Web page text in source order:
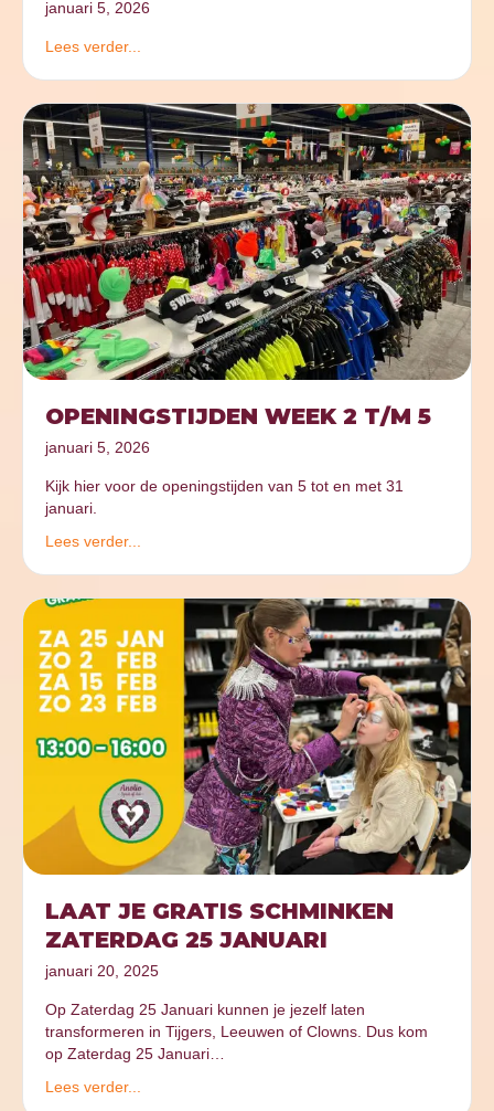
januari 5, 2026
Lees verder...
OPENINGSTIJDEN WEEK 2 T/M 5
januari 5, 2026
Kijk hier voor de openingstijden van 5 tot en met 31
januari.
Lees verder...
LAAT JE GRATIS SCHMINKEN
ZATERDAG 25 JANUARI
januari 20, 2025
Op Zaterdag 25 Januari kunnen je jezelf laten
transformeren in Tijgers, Leeuwen of Clowns. Dus kom
op Zaterdag 25 Januari…
Lees verder...